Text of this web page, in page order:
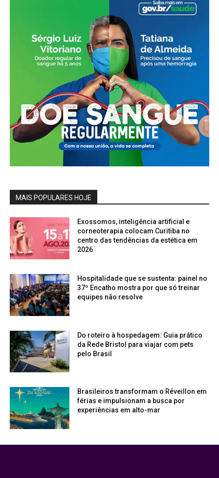
MAIS POPULARES HOJE
Exossomos, inteligência artificial e
corneoterapia colocam Curitiba no
centro das tendências da estética em
2026
Hospitalidade que se sustenta: painel no
37º Encatho mostra por que só treinar
equipes não resolve
Do roteiro à hospedagem: Guia prático
da Rede Bristol para viajar com pets
pelo Brasil
Brasileiros transformam o Réveillon em
férias e impulsionam a busca por
experiências em alto-mar